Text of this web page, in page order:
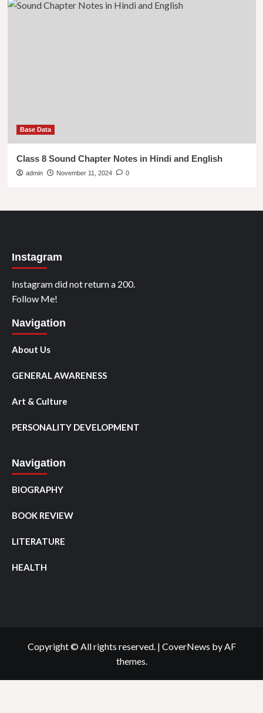
Base Data
Class 8 Sound Chapter Notes in Hindi and English
admin November 11, 2024 0
Instagram
Instagram did not return a 200.
Follow Me!
Navigation
About Us
GENERAL AWARENESS
Art & Culture
PERSONALITY DEVELOPMENT
Navigation
BIOGRAPHY
BOOK REVIEW
LITERATURE
HEALTH
Copyright © All rights reserved. | CoverNews by AF
themes.